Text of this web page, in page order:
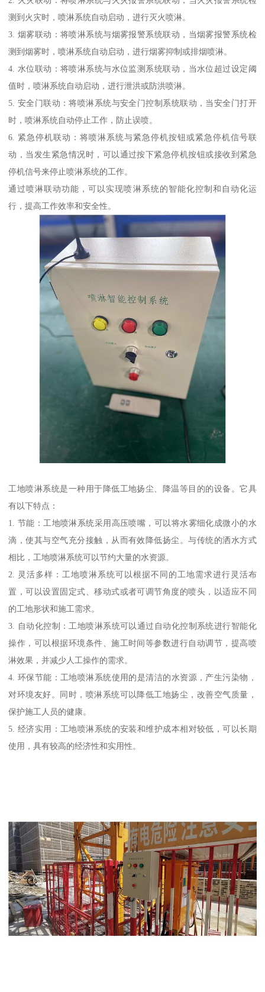
测到火灾时，喷淋系统自动启动，进行灭火喷淋。
3. 烟雾联动：将喷淋系统与烟雾报警系统联动，当烟雾报警系统检
测到烟雾时，喷淋系统自动启动，进行烟雾抑制或排烟喷淋。
4. 水位联动：将喷淋系统与水位监测系统联动，当水位超过设定阈
值时，喷淋系统自动启动，进行泄洪或防洪喷淋。
5. 安全门联动：将喷淋系统与安全门控制系统联动，当安全门打开
时，喷淋系统自动停止工作，防止误喷。
6. 紧急停机联动：将喷淋系统与紧急停机按钮或紧急停机信号联
动，当发生紧急情况时，可以通过按下紧急停机按钮或接收到紧急
停机信号来停止喷淋系统的工作。
通过喷淋联动功能，可以实现喷淋系统的智能化控制和自动化运
行，提高工作效率和安全性。
工地喷淋系统是一种用于降低工地扬尘、降温等目的的设备。它具
有以下特点：
1. 节能：工地喷淋系统采用高压喷嘴，可以将水雾细化成微小的水
滴，使其与空气充分接触，从而有效降低扬尘。与传统的洒水方式
相比，工地喷淋系统可以节约大量的水资源。
2. 灵活多样：工地喷淋系统可以根据不同的工地需求进行灵活布
置，可以设置固定式、移动式或者可调节角度的喷头，以适应不同
的工地形状和施工需求。
3. 自动化控制：工地喷淋系统可以通过自动化控制系统进行智能化
操作，可以根据环境条件、施工时间等参数进行自动调节，提高喷
淋效果，并减少人工操作的需求。
4. 环保节能：工地喷淋系统使用的是清洁的水资源，产生污染物，
对环境友好。同时，喷淋系统可以降低工地扬尘，改善空气质量，
保护施工人员的健康。
5. 经济实用：工地喷淋系统的安装和维护成本相对较低，可以长期
使用，具有较高的经济性和实用性。